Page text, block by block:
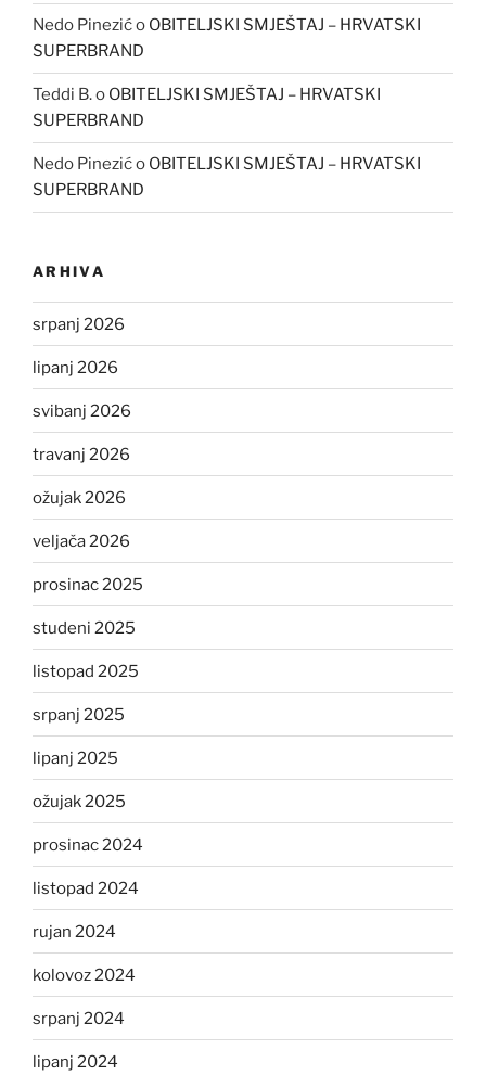
Nedo Pinezićo OBITELJSKI SMJEŠTAJ – HRVATSKI
SUPERBRAND
Teddi B.o OBITELJSKI SMJEŠTAJ – HRVATSKI
SUPERBRAND
Nedo Pinezićo OBITELJSKI SMJEŠTAJ – HRVATSKI
SUPERBRAND
ARHIVA
srpanj 2026
lipanj 2026
svibanj 2026
travanj 2026
ožujak 2026
veljača 2026
prosinac 2025
studeni 2025
listopad 2025
srpanj 2025
lipanj 2025
ožujak 2025
prosinac 2024
listopad 2024
rujan 2024
kolovoz 2024
srpanj 2024
lipanj 2024